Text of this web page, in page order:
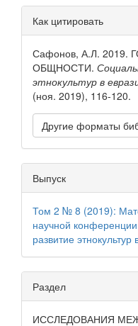
Детали
статьи
Как цитировать
Сафонов, А.Л.
ОБЩНОСТИ.
этнокультур в
(ноя. 2019), 116-120.
Другие форматы
Выпуск
Том 2 № 8 (2019):
научной
развитие
Раздел
ИССЛЕДОВАНИЯ